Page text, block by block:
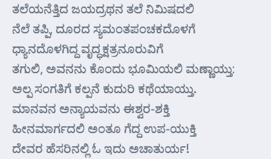
ತಲೆಯನೆತ್ತಿದ ಜಯದ್ರಥನ ತಲೆ ನಿಮಿಷದಲಿ
ನೆಲೆ ತಪ್ಪಿ, ದೂರದ ಸ್ಯಮಂತಪಂಚಕದೊಳಗೆ
ಧ್ಯಾನದೊಳಗಿದ್ದ ವೃದ್ಧಕ್ಷತ್ರನೂರುವಿಗೆ
ತಗುಲಿ, ಅವನನು ಕೊಂದು ಭೂಮಿಯಲಿ ಮಣ್ಣಾಯ್ತು:
ಅಲ್ಪ ಸಂಗತಿಗೆ ಕಲ್ಪನೆ ಕುದುರಿ ಕಥೆಯಾಯ್ತು.
ಮಾನವನ ಅನ್ಯಾಯವನು ಈಶ್ವರ-ಶಕ್ತಿ
ಹೀನಮಾರ್ಗದಲಿ ಅಂತೂ ಗೆದ್ದ ಉಪ-ಯುಕ್ತಿ
ದೇವರ ಹೆಸರಿನಲ್ಲಿ ಓ ಇದು ಅಚಾತುರ್ಯ!